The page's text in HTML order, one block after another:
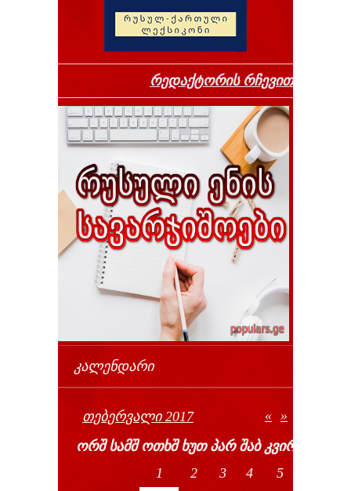
რედაქტორის რჩევით
ᲙᲐᲚᲔᲜᲓᲐᲠᲘ
«
ᲗᲔᲑᲔᲠᲕᲐᲚᲘ 2017
»
ᲝᲠᲨ ᲡᲐᲛᲨ ᲝᲗᲮᲨ ᲮᲣᲗ ᲞᲐᲠ ᲨᲐᲑ ᲙᲕᲘᲠ
1
2 3 4
5